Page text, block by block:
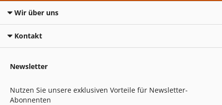
Wir über uns
Kontakt
Newsletter
Nutzen Sie unsere exklusiven Vorteile für Newsletter-
Abonnenten